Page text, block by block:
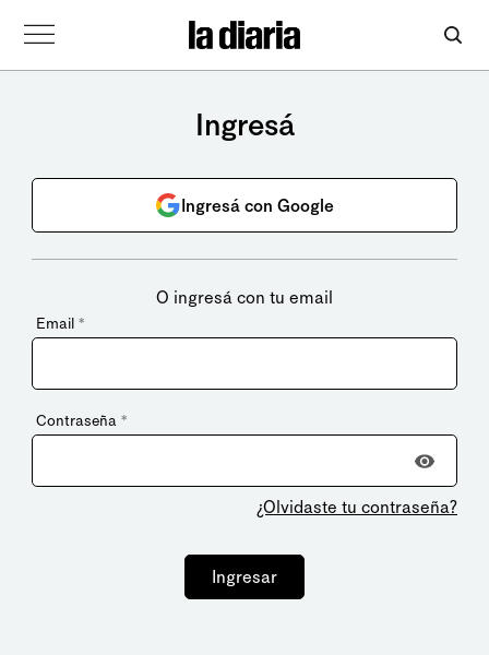
Ingresá
Ingresá con Google
O ingresá con tu email
Email *
Contraseña *
¿Olvidaste tu contraseña?
Ingresar